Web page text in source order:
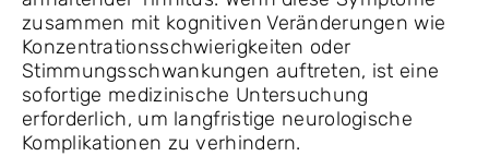
zusammen mit kognitiven Veränderungen wie
Konzentrationsschwierigkeiten oder
Stimmungsschwankungen auftreten, ist eine
sofortige medizinische Untersuchung
erforderlich, um langfristige neurologische
Komplikationen zu verhindern.